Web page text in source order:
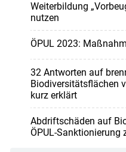
Weiterbildung
nutzen
ÖPUL 2023:
32 Antworten auf
Biodiversitätsflächen
kurz erklärt
Abdriftschäden auf
ÖPUL-Sanktionierung